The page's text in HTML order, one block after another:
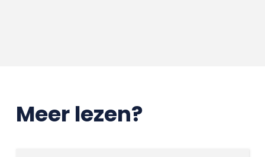
Meer lezen?